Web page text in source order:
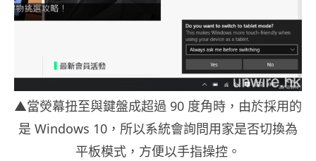
▲當熒幕扭至與鍵盤成超過 90 度角時，由於採用的
是 Windows 10，所以系統會詢問用家是否切換為
平板模式，方便以手指操控。